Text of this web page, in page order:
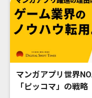
マンガアプリ世界
「ピッコマ」の戦略